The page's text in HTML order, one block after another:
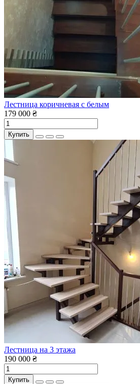
Лестница коричневая с белым
179 000 ₴
Купить
Лестница на 3 этажа
190 000 ₴
Купить